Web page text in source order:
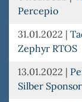
Percepio
31.01.2022 |
Zephyr RTOS
13.01.2022 |
Silber